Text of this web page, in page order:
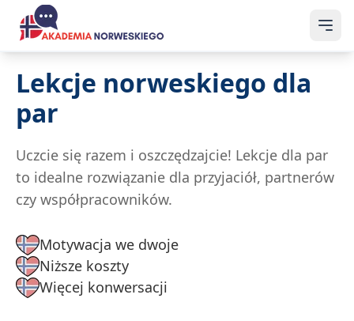
Lekcje norweskiego dla
par
Uczcie się razem i oszczędzajcie! Lekcje dla par
to idealne rozwiązanie dla przyjaciół, partnerów
czy współpracowników.
Motywacja we dwoje
Niższe koszty
Więcej konwersacji